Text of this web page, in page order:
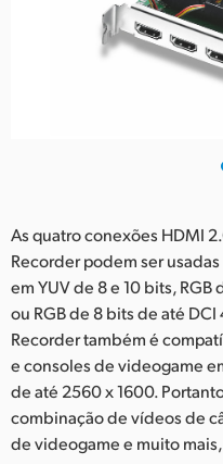
As quatro conexões HDMI
Recorder podem ser
em YUV de 8 e 10 bits, RGB
ou RGB de 8 bits de até
Recorder também é
e consoles de videogame
de até 2560 x 1600.
combinação de vídeos de
de videogame e muito